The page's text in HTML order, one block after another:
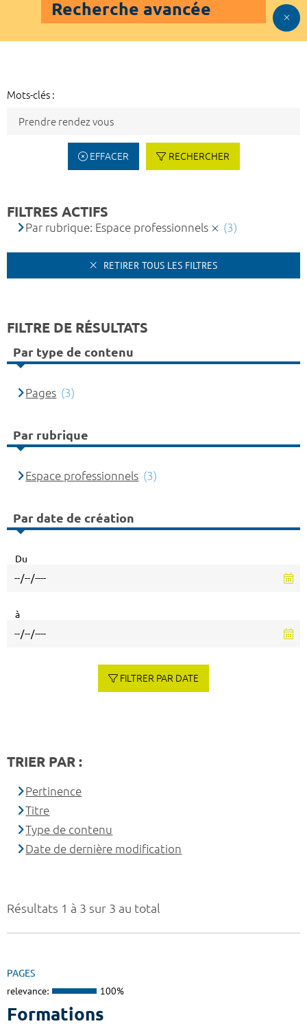
Recherche avancée
Mots-clés :
EFFACER RECHERCHER
Résultats 1 à 3 sur 3 au total
PAGES
relevance: 100%
Formations
FILTRES ACTIFS
Par rubrique: Espace professionnels (3)
RETIRER TOUS LES FILTRES
FILTRE DE RÉSULTATS
Par type de contenu
Pages (3)
Par rubrique
Espace professionnels (3)
Par date de création
Du
à
FILTRER PAR DATE
TRIER PAR :
Pertinence
Titre
Type de contenu
Date de dernière modification